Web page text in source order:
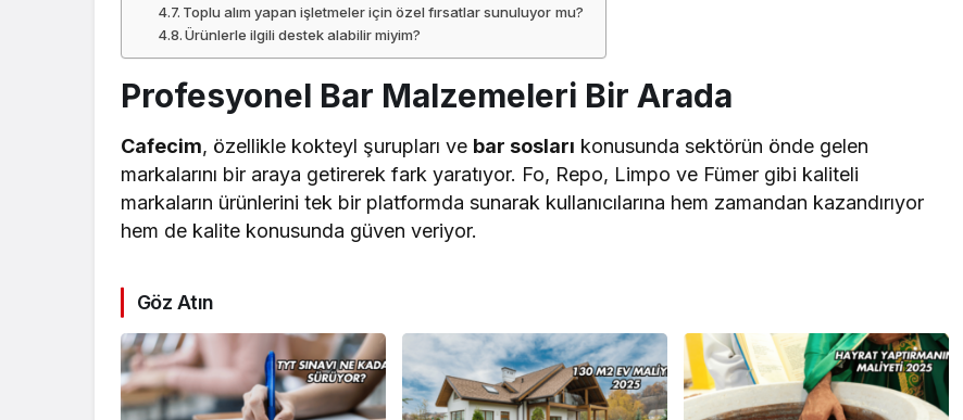
Toplu alım yapan işletmeler için özel fırsatlar sunuluyor mu?
Ürünlerle ilgili destek alabilir miyim?
Profesyonel Bar Malzemeleri Bir Arada
Cafecim, özellikle kokteyl şurupları ve bar sosları konusunda sektörün önde gelen
markalarını bir araya getirerek fark yaratıyor. Fo, Repo, Limpo ve Fümer gibi kaliteli
markaların ürünlerini tek bir platformda sunarak kullanıcılarına hem zamandan kazandırıyor
hem de kalite konusunda güven veriyor.
Göz Atın